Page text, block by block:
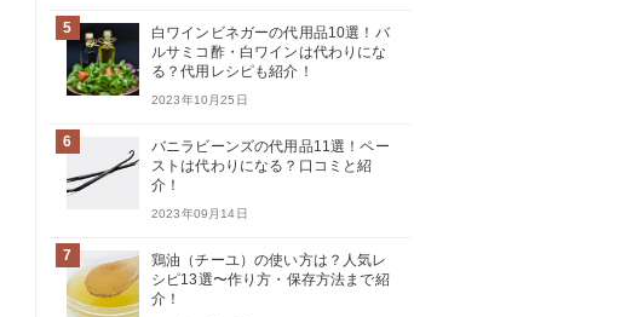
5
白ワインビネガーの代用品10選！バ
ルサミコ酢・白ワインは代わりにな
る？代用レシピも紹介！
2023年10月25日
6
バニラビーンズの代用品11選！ペー
ストは代わりになる？口コミと紹
介！
2023年09月14日
7
鶏油（チーユ）の使い方は？人気レ
シピ13選〜作り方・保存方法まで紹
介！